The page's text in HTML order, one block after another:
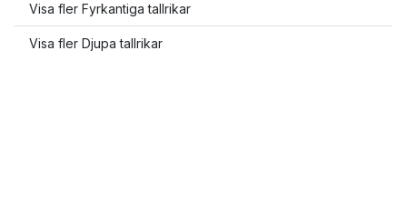
Visa fler Fyrkantiga tallrikar
Visa fler Djupa tallrikar